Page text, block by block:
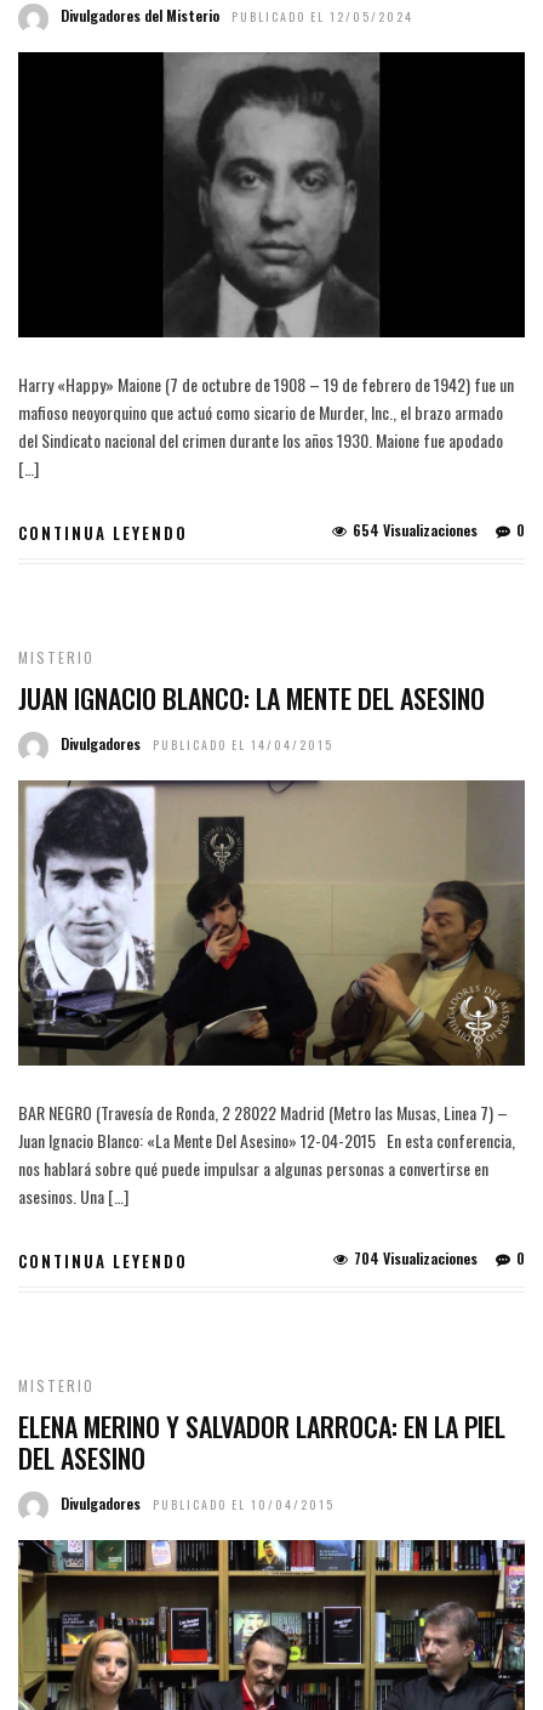
Divulgadores del Misterio PUBLICADO EL 12/05/2024
Harry «Happy» Maione (7 de octubre de 1908 – 19 de febrero de 1942) fue un
mafioso neoyorquino que actuó como sicario de Murder, Inc., el brazo armado
del Sindicato nacional del crimen durante los años 1930. Maione fue apodado
[…]
CONTINUA LEYENDO 0
654 Visualizaciones
MISTERIO
JUAN IGNACIO BLANCO: LA MENTE DEL ASESINO
Divulgadores PUBLICADO EL 14/04/2015
BAR NEGRO (Travesía de Ronda, 2 28022 Madrid (Metro las Musas, Linea 7) –
Juan Ignacio Blanco: «La Mente Del Asesino» 12-04-2015 En esta conferencia,
nos hablará sobre qué puede impulsar a algunas personas a convertirse en
asesinos. Una […]
CONTINUA LEYENDO 0
704 Visualizaciones
MISTERIO
ELENA MERINO Y SALVADOR LARROCA: EN LA PIEL
DEL ASESINO
Divulgadores PUBLICADO EL 10/04/2015